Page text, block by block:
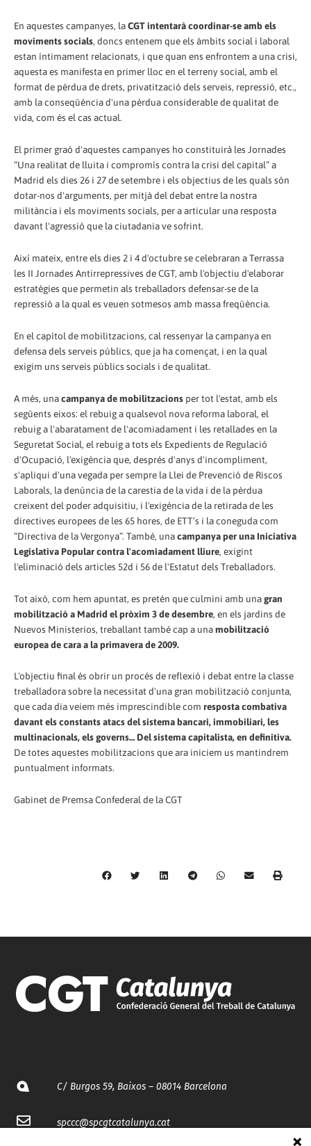
En aquestes campanyes, laCGT intentarà coordinar-se amb els
moviments socials, doncs entenem que els àmbits social i laboral
estan íntimament relacionats, i que quan ens enfrontem a una crisi,
aquesta es manifesta en primer lloc en el terreny social, amb el
format de pèrdua de drets, privatització dels serveis, repressió, etc.,
amb la conseqüència d'una pèrdua considerable de qualitat de
vida, com és el cas actual.
El primer graó d'aquestes campanyes ho constituirà les Jornades
“Una realitat de lluita i compromís contra la crisi del capital” a
Madrid els dies 26 i 27 de setembre i els objectius de les quals són
dotar-nos d'arguments, per mitjà del debat entre la nostra
militància i els moviments socials, per a articular una resposta
davant l'agressió que la ciutadania ve sofrint.
Així mateix, entre els dies 2 i 4 d'octubre se celebraran a Terrassa
les II Jornades Antirrepressives de CGT, amb l'objectiu d'elaborar
estratègies que permetin als treballadors defensar-se de la
repressió a la qual es veuen sotmesos amb massa freqüència.
En el capítol de mobilitzacions, cal ressenyar la campanya en
defensa dels serveis públics, que ja ha començat, i en la qual
exigim uns serveis públics socials i de qualitat.
A més, unacampanya de mobilitzacions per tot l'estat, amb els
següents eixos: el rebuig a qualsevol nova reforma laboral, el
rebuig a l'abaratament de l'acomiadament i les retallades en la
Seguretat Social, el rebuig a tots els Expedients de Regulació
d'Ocupació, l'exigència que, després d'anys d'incompliment,
s'apliqui d'una vegada per sempre la Llei de Prevenció de Riscos
Laborals, la denúncia de la carestia de la vida i de la pèrdua
creixent del poder adquisitiu, i l'exigència de la retirada de les
directives europees de les 65 hores, de ETT’s i la coneguda com
“Directiva de la Vergonya”. També, unacampanya per una Iniciativa
Legislativa Popular contra l'acomiadament lliure, exigint
l'eliminació dels articles 52d i 56 de l'Estatut dels Treballadors.
Tot això, com hem apuntat, es pretén que culmini amb unagran
mobilització a Madrid el pròxim 3 de desembre, en els jardins de
Nuevos Ministerios, treballant també cap a unamobilització
europea de cara a la primavera de 2009.
L'objectiu final és obrir un procés de reflexió i debat entre la classe
treballadora sobre la necessitat d'una gran mobilització conjunta,
que cada dia veiem més imprescindible com resposta combativa
davant els constants atacs del sistema bancari, immobiliari, les
multinacionals, els governs… Del sistema capitalista, en definitiva.
De totes aquestes mobilitzacions que ara iniciem us mantindrem
puntualment informats.
Gabinet de Premsa Confederal de la CGT
C/ Burgos 59, Baixos – 08014 Barcelona
spccc@spcgtcatalunya.cat